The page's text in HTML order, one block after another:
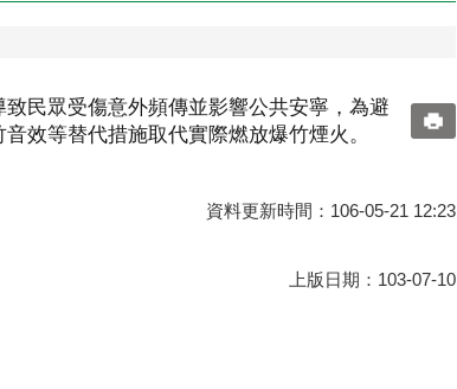
民眾受傷意外頻傳並影響公共安寧，為避
效等替代措施取代實際燃放爆竹煙火。
資料更新時間：106-05-21 12:23
上版日期：103-07-10